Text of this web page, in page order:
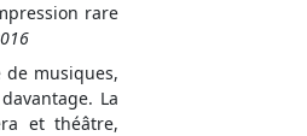
rare
musiques,
La
et théâtre,